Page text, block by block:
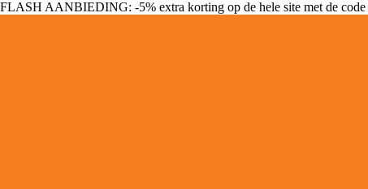
FLASH AANBIEDING: -5% extra korting op de hele site met de code